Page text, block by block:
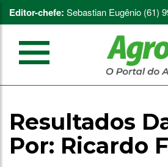
Editor-chefe: Sebastian Eugênio (61)
Resultados
Por: Ricardo